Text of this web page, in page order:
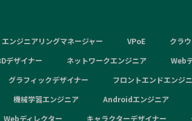
エンジニアリングマネージャー VPoE クラ
デザイナー ネットワークエンジニア Web
グラフィックデザイナー フロントエンドエンジ
機械学習エンジニア Androidエンジニア
Webディレクター キャラクターデザイナー